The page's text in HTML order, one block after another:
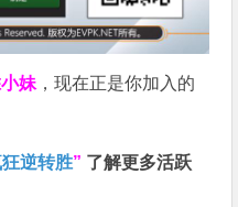
妹 ，现在正是你加入的
逆转胜” 了解更多活跃